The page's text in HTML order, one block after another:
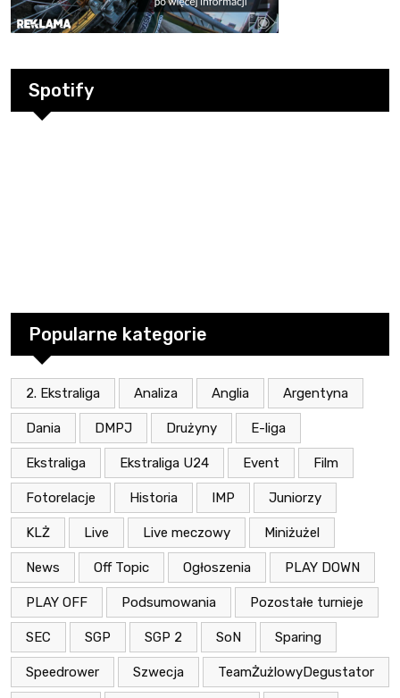
Spotify
Popularne kategorie
2. Ekstraliga Analiza Anglia Argentyna
Dania DMPJ Drużyny E-liga
Ekstraliga Ekstraliga U24 Event Film
Fotorelacje Historia IMP Juniorzy
KLŻ Live Live meczowy Miniżużel
News Off Topic Ogłoszenia PLAY DOWN
PLAY OFF Podsumowania Pozostałe turnieje
SEC SGP SGP 2 SoN Sparing
Speedrower Szwecja TeamŻużlowyDegustator